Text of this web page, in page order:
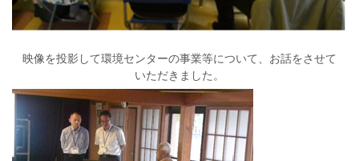
映像を投影して環境センターの事業等について、お話をさせて
いただきました。